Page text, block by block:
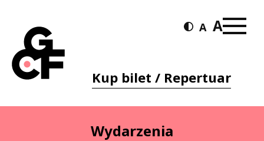
Kup bilet / Repertuar
Wydarzenia